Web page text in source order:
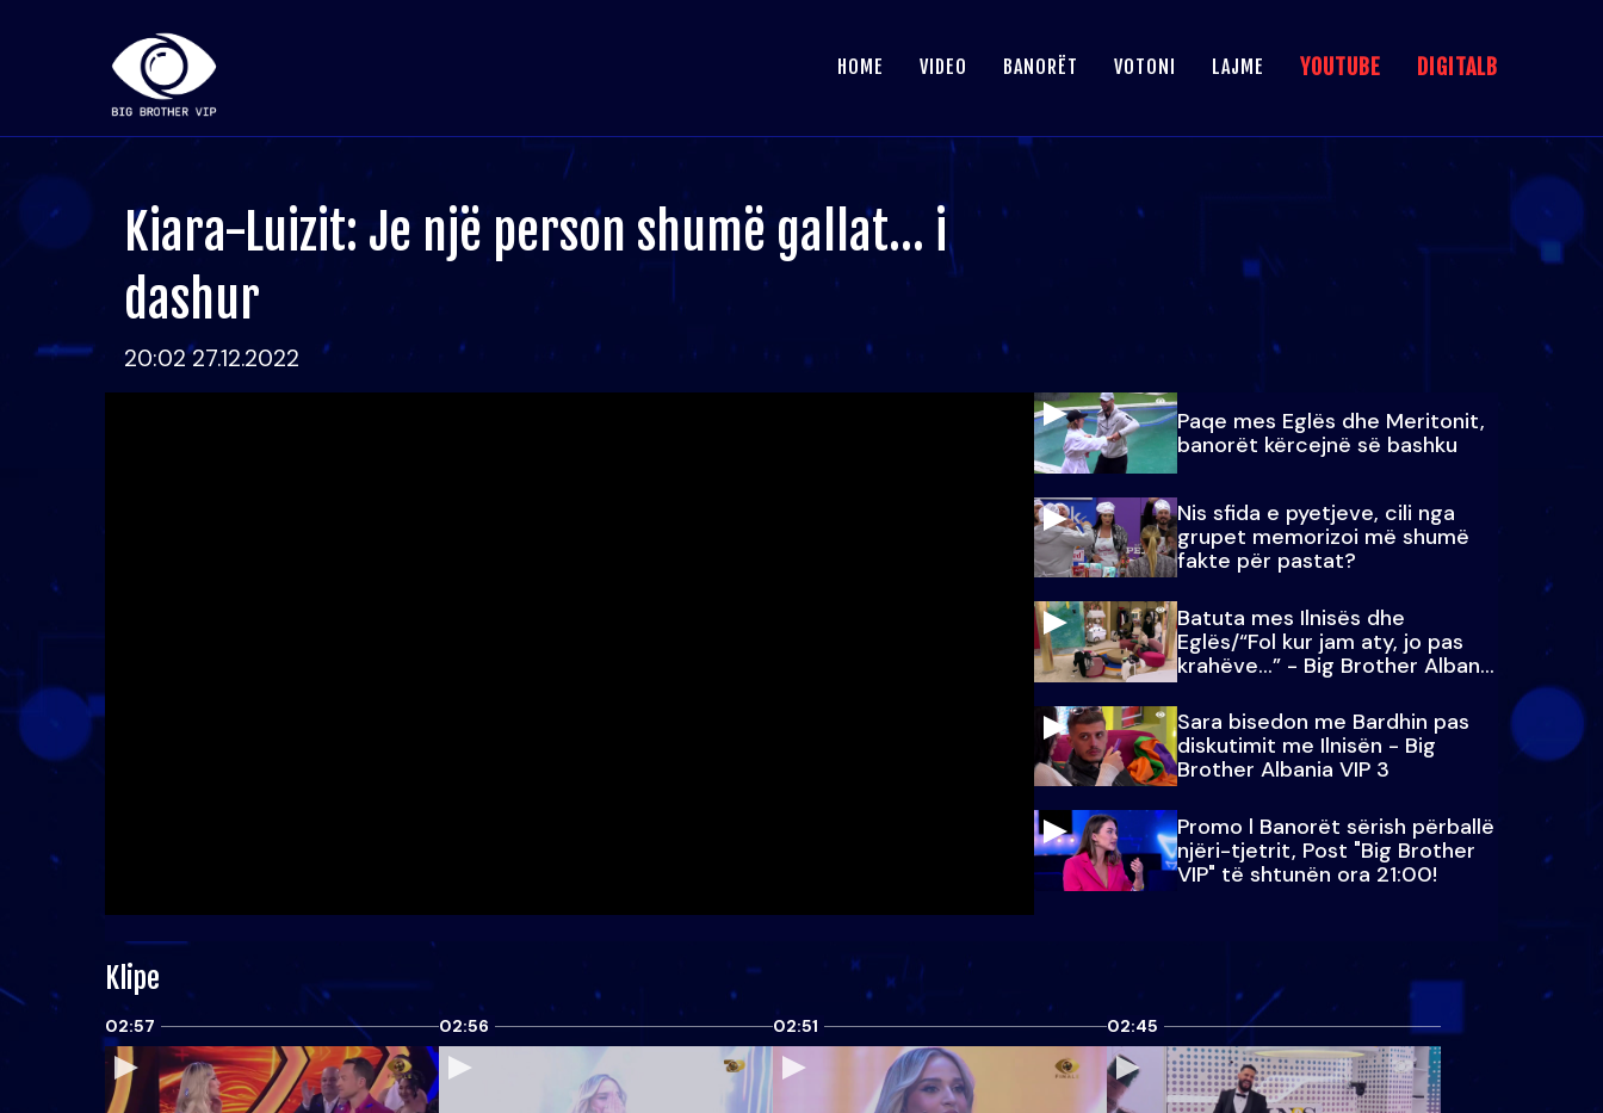
HOME VIDEO BANORËT VOTONI LAJME YOUTUBE DIGITALB
Kiara-Luizit: Je një person shumë gallat… i
dashur
20:02 27.12.2022
Paqe mes Eglës dhe Meritonit,
banorët kërcejnë së bashku
Nis sfida e pyetjeve, cili nga
grupet memorizoi më shumë
fakte për pastat?
Batuta mes Ilnisës dhe
Eglës/“Fol kur jam aty, jo pas
krahëve…” - Big Brother Albania
VIP 3
Sara bisedon me Bardhin pas
diskutimit me Ilnisën - Big
Brother Albania VIP 3
Promo l Banorët sërish përballë
njëri-tjetrit, Post "Big Brother
VIP" të shtunën ora 21:00!
Klipe
02:57 02:56 02:51 02:45